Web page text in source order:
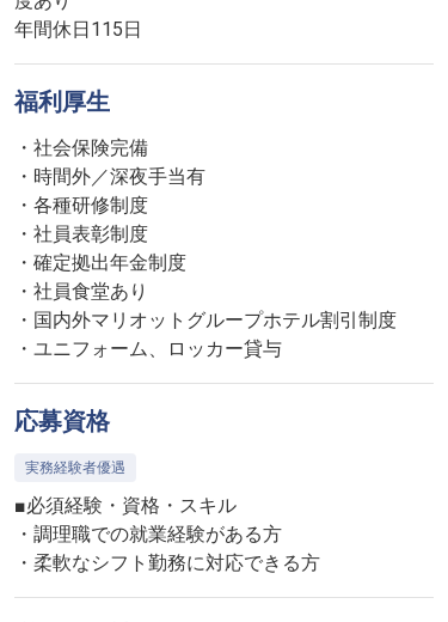
年間休日115日
福利厚生
・社会保険完備
・時間外／深夜手当有
・各種研修制度
・社員表彰制度
・確定拠出年金制度
・社員食堂あり
・国内外マリオットグループホテル割引制度
・ユニフォーム、ロッカー貸与
応募資格
実務経験者優遇
■必須経験・資格・スキル
・調理職での就業経験がある方
・柔軟なシフト勤務に対応できる方